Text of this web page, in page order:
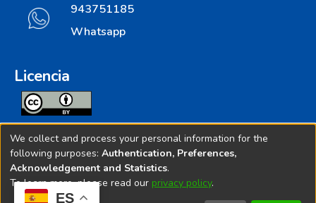
ES
943751185
Whatsapp
Licencia
Todos los contenidos de repositorio.ins.gob.pe estan
licenciados bajo
Creative Commoms License
We collect and process your personal information for the
following purposes: Authentication, Preferences,
Acknowledgement and Statistics.
To learn more, please read our privacy policy.